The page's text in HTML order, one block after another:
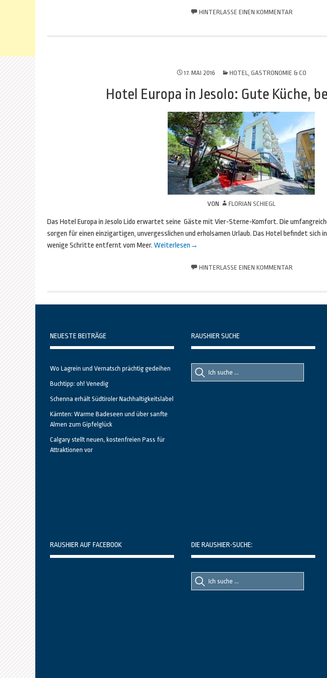
HINTERLASSE EINEN KOMMENTAR
17. MAI 2016 HOTEL, GASTRONOMIE & CO
Hotel Europa in Jesolo: Gute Küche,
VON FLORIAN SCHIEGL
Das Hotel Europa in Jesolo Lido erwartet seine Gäste mit Vier-Sterne-Komfort. Die
sorgen für einen einzigartigen, unvergesslichen und erholsamen Urlaub. Das Hotel befindet sich
wenige Schritte entfernt vom Meer. Weiterlesen →
HINTERLASSE EINEN KOMMENTAR
NEUESTE BEITRÄGE
Wo Lagrein und Vernatsch prächtig gedeihen
Buchtipp: oh! Venedig
Schenna erhält Südtiroler Nachhaltigkeitslabel
Kärnten: Warme Badeseen und über sanfte
Almen zum Gipfelglück
Calgary stellt neuen, kostenfreien Pass für
Attraktionen vor
RAUSHIER SUCHE
Suche
nach::
Suche
nach:
RAUSHIER AUF FACEBOOK DIE RAUSHIER-SUCHE:
Suche
nach::
Suche
nach: